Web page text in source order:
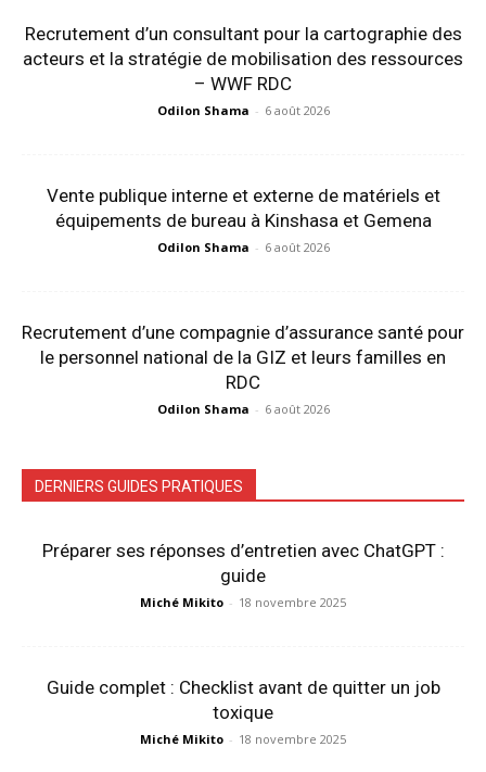
Recrutement d’un consultant pour la cartographie des
acteurs et la stratégie de mobilisation des ressources
– WWF RDC
Odilon Shama - 6 août 2026
Vente publique interne et externe de matériels et
équipements de bureau à Kinshasa et Gemena
Odilon Shama - 6 août 2026
Recrutement d’une compagnie d’assurance santé pour
le personnel national de la GIZ et leurs familles en
RDC
Odilon Shama - 6 août 2026
DERNIERS GUIDES PRATIQUES
Préparer ses réponses d’entretien avec ChatGPT :
guide
Miché Mikito - 18 novembre 2025
Guide complet : Checklist avant de quitter un job
toxique
Miché Mikito - 18 novembre 2025